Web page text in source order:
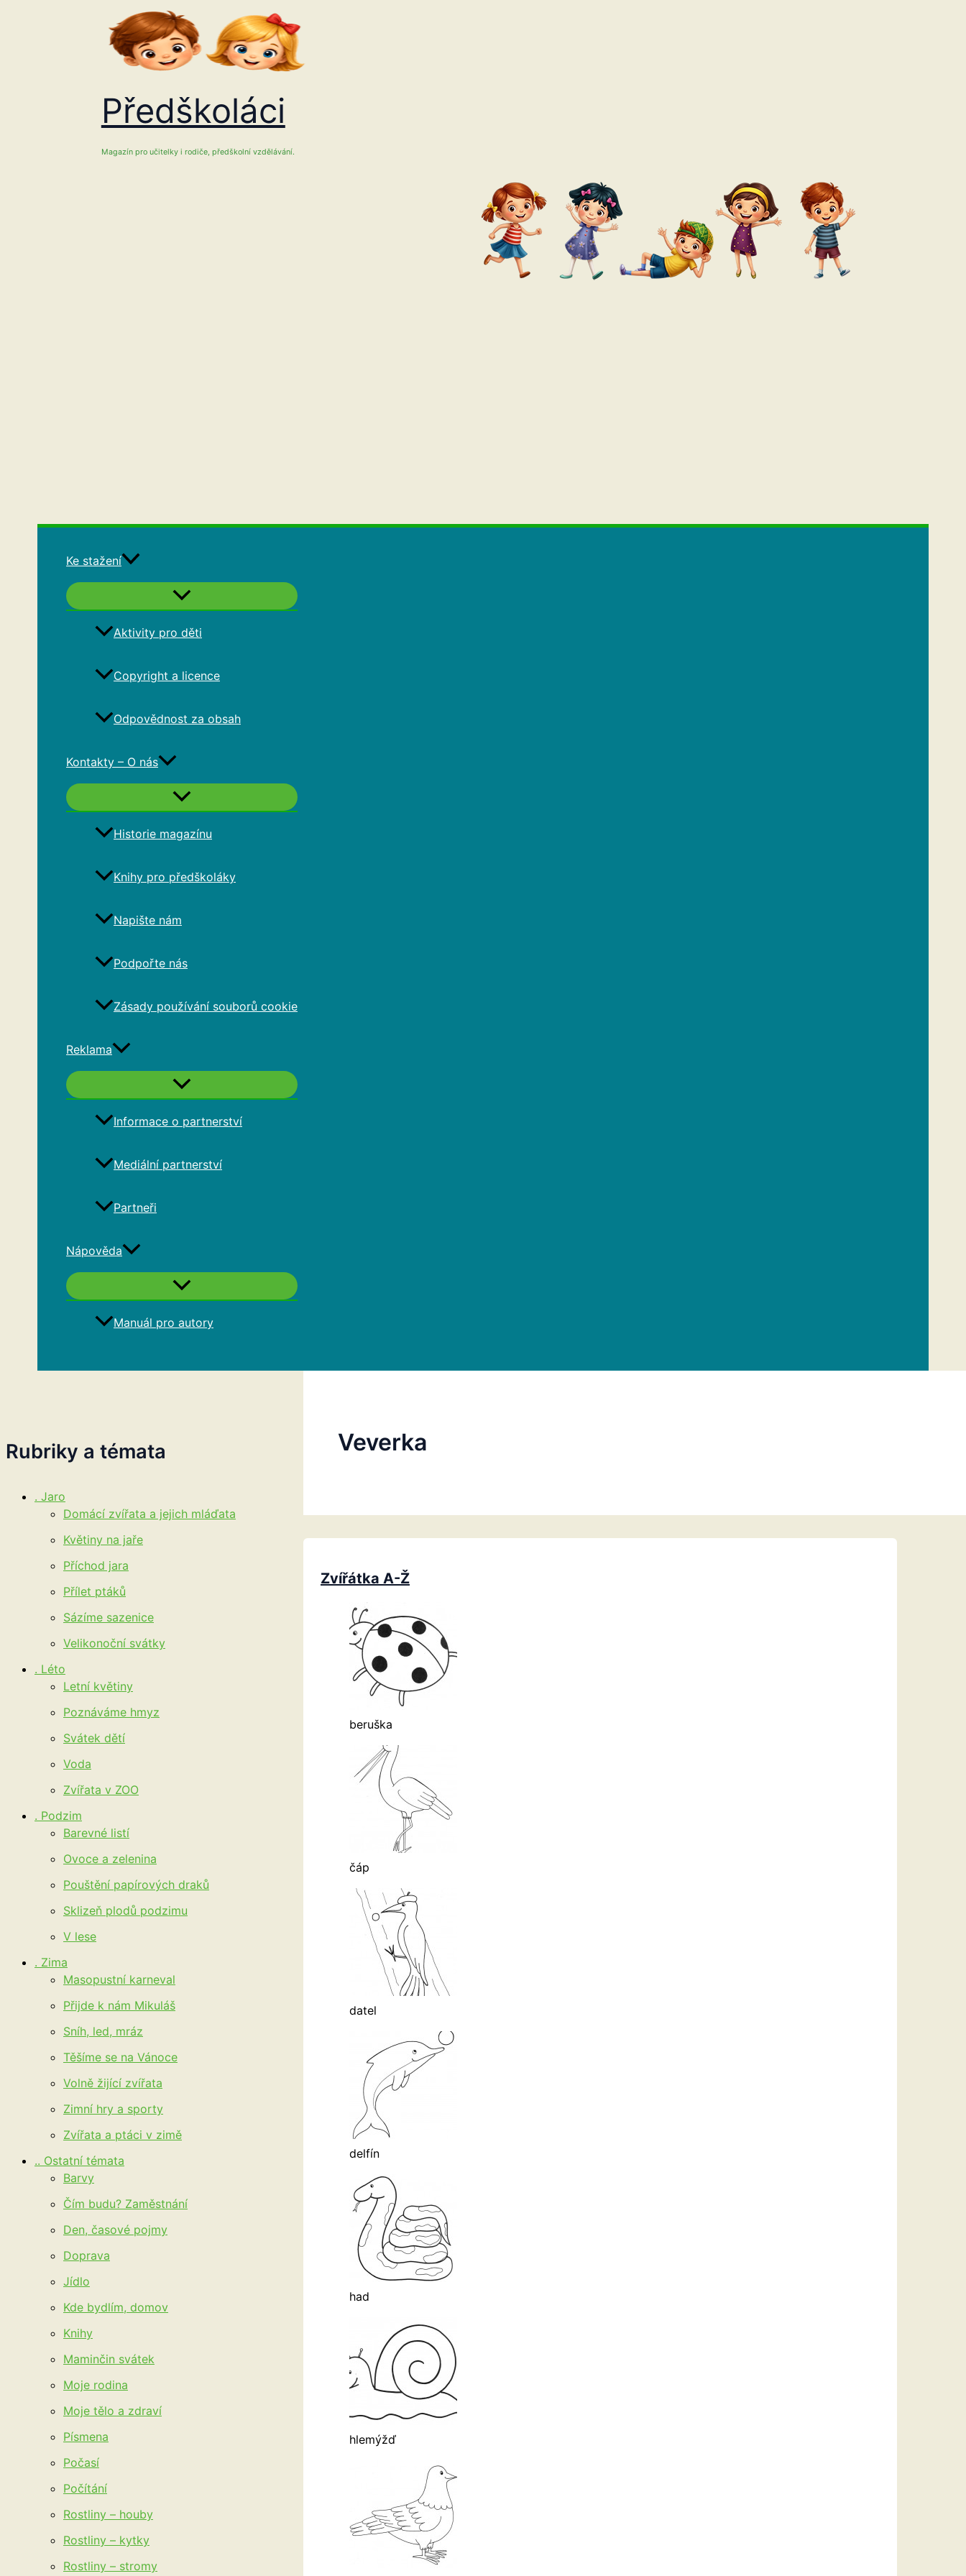
Předškoláci
Magazín pro učitelky i rodiče, předškolní vzdělávání.
Ke stažení
Aktivity pro děti
Copyright a licence
Odpovědnost za obsah
Kontakty – O nás
Historie magazínu
Knihy pro předškoláky
Napište nám
Podpořte nás
Zásady používání souborů cookie
Reklama
Informace o partnerství
Mediální partnerství
Partneři
Nápověda
Manuál pro autory
Rubriky a témata
. Jaro
Domácí zvířata a jejich mláďata
Květiny na jaře
Příchod jara
Přílet ptáků
Sázíme sazenice
Velikonoční svátky
. Léto
Letní květiny
Poznáváme hmyz
Svátek dětí
Voda
Zvířata v ZOO
. Podzim
Barevné listí
Ovoce a zelenina
Pouštění papírových draků
Sklizeň plodů podzimu
V lese
. Zima
Masopustní karneval
Přijde k nám Mikuláš
Sníh, led, mráz
Těšíme se na Vánoce
Volně žijící zvířata
Zimní hry a sporty
Zvířata a ptáci v zimě
.. Ostatní témata
Barvy
Čím budu? Zaměstnání
Den, časové pojmy
Doprava
Jídlo
Kde bydlím, domov
Knihy
Maminčin svátek
Moje rodina
Moje tělo a zdraví
Písmena
Počasí
Počítání
Rostliny – houby
Rostliny – kytky
Rostliny – stromy
Veverka
Zvířátka A-Ž
beruška
čáp
datel
delfín
had
hlemýžď